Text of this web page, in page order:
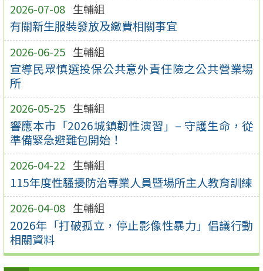
2026-07-08 生輔組
有關新生服裝發放及繳費相關事宜
2026-06-25 生輔組
宣導民眾慎選投保公共意外責任險之公共營業場
所
2026-05-25 生輔組
響應本市「2026城鎮韌性演習」– 守護生命，從
準備緊急避難包開始！
2026-04-22 生輔組
115年度性騷擾防治專業人員暨場所主人教育訓練
2026-04-08 生輔組
2026年「打破孤立，停止影像性暴力」倡議行動
相關資料